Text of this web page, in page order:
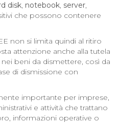
disk, notebook, server,
che possono contenere
non si limita quindi al ritiro
attenzione anche alla tutela
beni da dismettere, così da
di dismissione con
importante per imprese,
e attività che trattano
informazioni operative o